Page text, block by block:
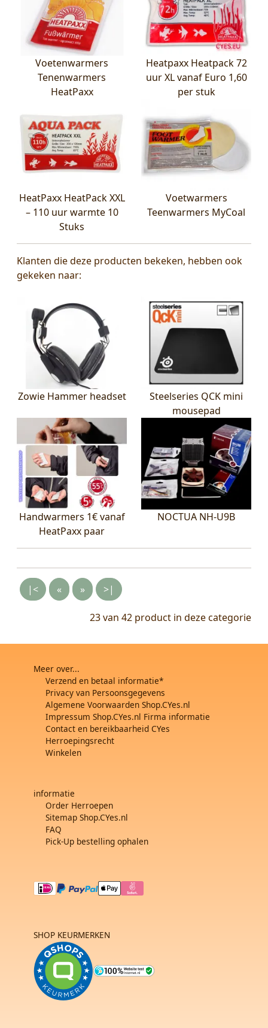
Voetenwarmers
Tenenwarmers
HeatPaxx
Heatpaxx Heatpack 72
uur XL vanaf Euro 1,60
per stuk
HeatPaxx HeatPack XXL
– 110 uur warmte 10
Stuks
Voetwarmers
Teenwarmers MyCoal
Klanten die deze producten bekeken, hebben ook
gekeken naar:
Zowie Hammer headset
Steelseries QCK mini
mousepad
Handwarmers 1€ vanaf
HeatPaxx paar
NOCTUA NH-U9B
|< « » >|
23 van 42 product in deze categorie
Meer over...
Verzend en betaal informatie*
Privacy van Persoonsgegevens
Algemene Voorwaarden Shop.CYes.nl
Impressum Shop.CYes.nl Firma informatie
Contact en bereikbaarheid CYes
Herroepingsrecht
Winkelen
informatie
Order Herroepen
Sitemap Shop.CYes.nl
FAQ
Pick-Up bestelling ophalen
SHOP KEURMERKEN